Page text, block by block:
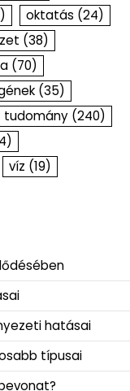
oktatás (24)
(38)
(70)
(35)
tudomány (240)
víz (19)
hatásai
típusai